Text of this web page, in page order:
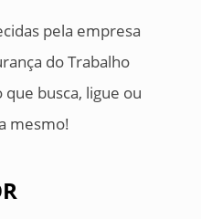
pela empresa
do Trabalho
busca, ligue ou
mesmo!